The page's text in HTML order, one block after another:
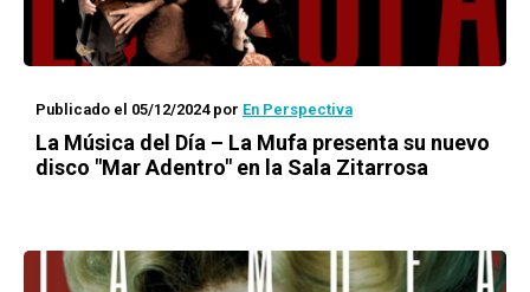
Publicado el 05/12/2024por En Perspectiva
La Música del Día – La Mufa presenta su nuevo
disco "Mar Adentro" en la Sala Zitarrosa